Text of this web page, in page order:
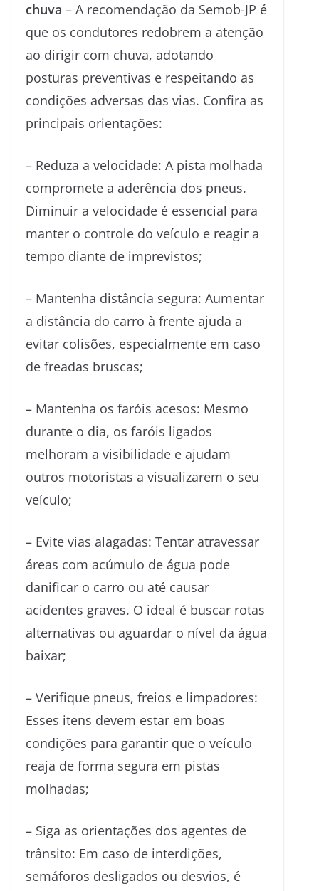
chuva – A recomendação da Semob-JP é
que os condutores redobrem a atenção
ao dirigir com chuva, adotando
posturas preventivas e respeitando as
condições adversas das vias. Confira as
principais orientações:
– Reduza a velocidade: A pista molhada
compromete a aderência dos pneus.
Diminuir a velocidade é essencial para
manter o controle do veículo e reagir a
tempo diante de imprevistos;
– Mantenha distância segura: Aumentar
a distância do carro à frente ajuda a
evitar colisões, especialmente em caso
de freadas bruscas;
– Mantenha os faróis acesos: Mesmo
durante o dia, os faróis ligados
melhoram a visibilidade e ajudam
outros motoristas a visualizarem o seu
veículo;
– Evite vias alagadas: Tentar atravessar
áreas com acúmulo de água pode
danificar o carro ou até causar
acidentes graves. O ideal é buscar rotas
alternativas ou aguardar o nível da água
baixar;
– Verifique pneus, freios e limpadores:
Esses itens devem estar em boas
condições para garantir que o veículo
reaja de forma segura em pistas
molhadas;
– Siga as orientações dos agentes de
trânsito: Em caso de interdições,
semáforos desligados ou desvios, é